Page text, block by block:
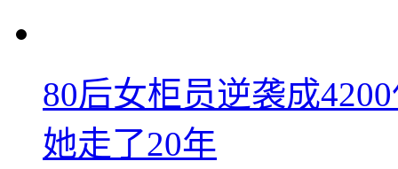
80后女柜员逆袭成
她走了20年